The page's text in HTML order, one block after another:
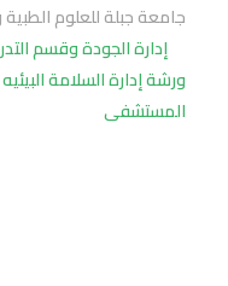
جامعة جبلة للعلوم
إدارة الجودة وقسم
ورشة إدارة السلامة
المستشفى